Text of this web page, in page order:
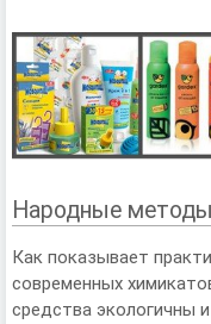
Народные
Как показывает
современных
средства экологичны